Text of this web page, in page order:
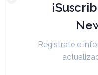
Registrate e